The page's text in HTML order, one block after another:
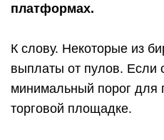
платформах.
К слову. Некоторые из
выплаты от пулов. Если
минимальный порог для
торговой площадке.